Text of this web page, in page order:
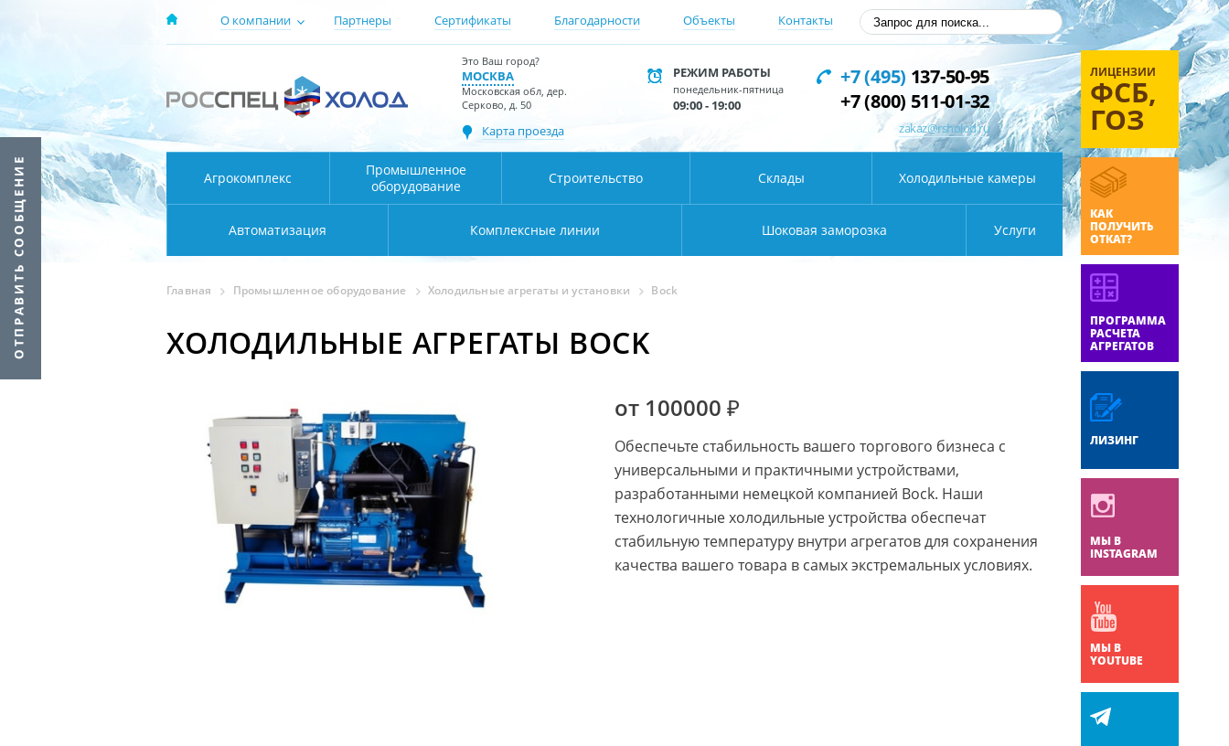
О компании Партнеры Сертификаты Благодарности Объекты Контакты
Это Ваш город?
МОСКВА
Московская обл, дер.
Серково, д. 50
Карта проезда
РЕЖИМ РАБОТЫ
понедельник-пятница
09:00 - 19:00
+7 (495) 137-50-95
+7 (800) 511-01-32
zakaz@rsholod.ru
Агрокомплекс
Промышленное
оборудование
Строительство Склады Холодильные камеры
Автоматизация Комплексные линии Шоковая заморозка Услуги
ЛИЦЕНЗИИ
ФСБ,
ГОЗ
КАК
ПОЛУЧИТЬ
ОТКАТ?
ПРОГРАММА
РАСЧЕТА
АГРЕГАТОВ
ЛИЗИНГ
МЫ В
INSTAGRAM
МЫ В
YOUTUBE
Главная Промышленное оборудование Холодильные агрегаты и установки Bock
ХОЛОДИЛЬНЫЕ АГРЕГАТЫ BOCK
от 100000 ₽
Обеспечьте стабильность вашего торгового бизнеса с
универсальными и практичными устройствами,
разработанными немецкой компанией Bock. Наши
технологичные холодильные устройства обеспечат
стабильную температуру внутри агрегатов для сохранения
качества вашего товара в самых экстремальных условиях.